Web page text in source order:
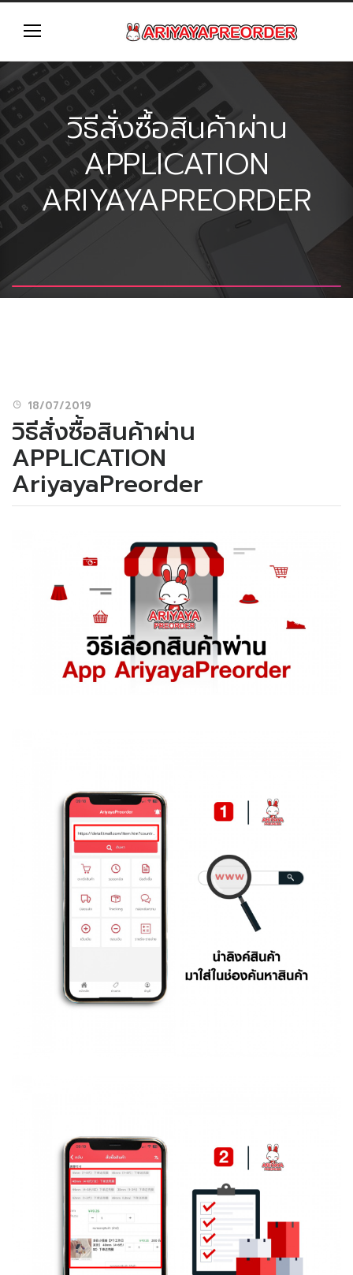
วิธีสั่งซื้อสินค้าผ่าน
APPLICATION
ARIYAYAPREORDER
18/07/2019
วิธีสั่งซื้อสินค้าผ่าน
APPLICATION
AriyayaPreorder